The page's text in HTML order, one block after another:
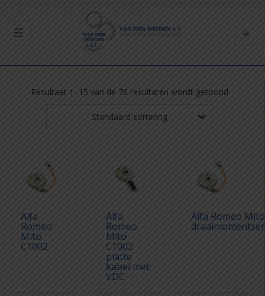
Resultaat 1–15 van de 76 resultaten wordt getoond
Standaard sortering
Alfa
Romeo
Mito
C1002
Alfa
Romeo
Mito
C1002
platte
kabel met
VDC
Alfa Romeo Mito